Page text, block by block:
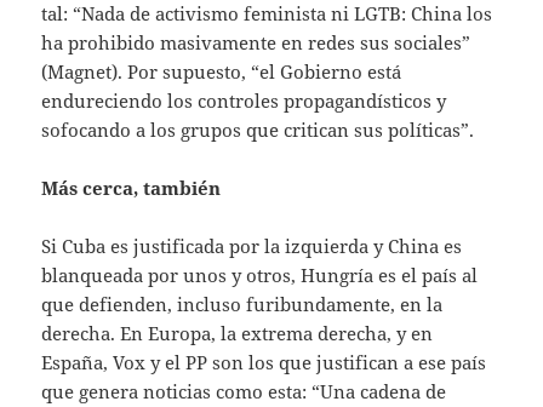
tal: “Nada de activismo feminista ni LGTB: China los
ha prohibido masivamente en redes sus sociales”
(Magnet). Por supuesto, “el Gobierno está
endureciendo los controles propagandísticos y
sofocando a los grupos que critican sus políticas”.
Más cerca, también
Si Cuba es justificada por la izquierda y China es
blanqueada por unos y otros, Hungría es el país al
que defienden, incluso furibundamente, en la
derecha. En Europa, la extrema derecha, y en
España, Vox y el PP son los que justifican a ese país
que genera noticias como esta: “Una cadena de